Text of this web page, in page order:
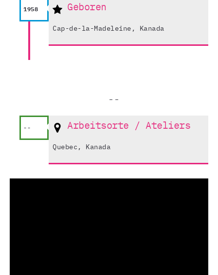
1958 Geboren
Cap-de-la-Madeleine, Kanada
-- Arbeitsorte / Ateliers
Quebec, Kanada